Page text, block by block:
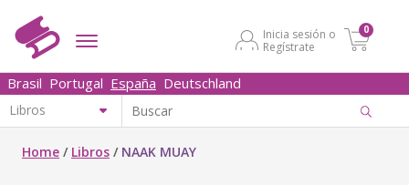
Inicia sesión o
Regístrate
0
Brasil Portugal España Deutschland
Home / Libros / NAAK MUAY